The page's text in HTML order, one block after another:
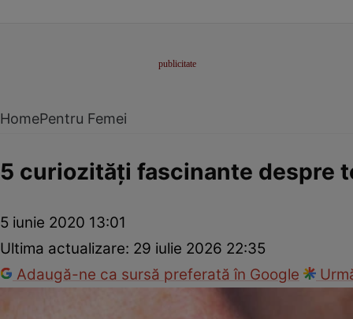
HomePentru Femei
5 curiozităţi fascinante despre
5 iunie 2020 13:01
Ultima actualizare: 29 iulie 2026 22:35
Adaugă-ne ca sursă preferată în Google